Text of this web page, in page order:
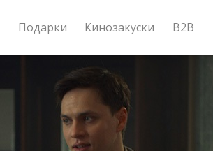
Подарки Кинозакуски B2B